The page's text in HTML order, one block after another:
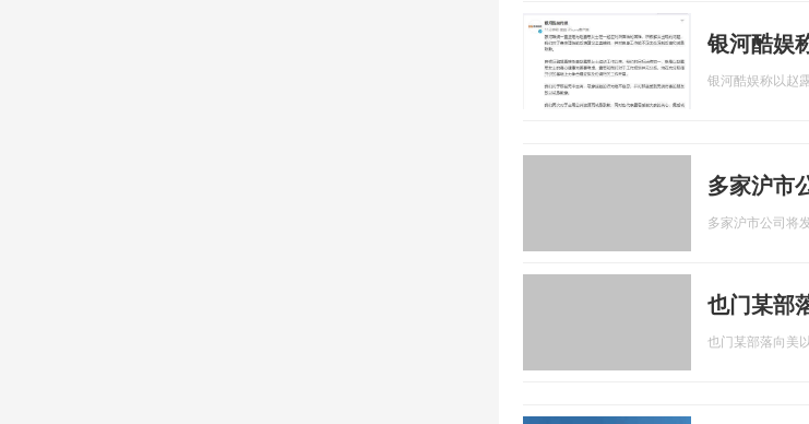
银河酷娱
银河酷娱称以赵
多家沪市
多家沪市公司将
也门某部
也门某部落向美